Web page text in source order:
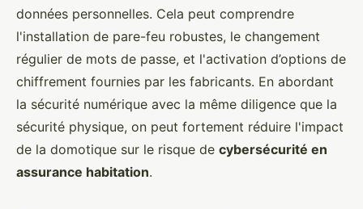
données personnelles. Cela peut comprendre
l'installation de pare-feu robustes, le changement
régulier de mots de passe, et l'activation d’options de
chiffrement fournies par les fabricants. En abordant
la sécurité numérique avec la même diligence que la
sécurité physique, on peut fortement réduire l'impact
de la domotique sur le risque de cybersécurité en
assurance habitation.